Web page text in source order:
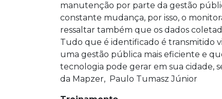
manutenção por parte da gestão
constante mudança, por isso, o
ressaltar também que os dados
Tudo que é identificado é transmitido
uma gestão pública mais eficiente e
tecnologia pode gerar em sua cidade,
da Mapzer, Paulo Tumasz Júnior